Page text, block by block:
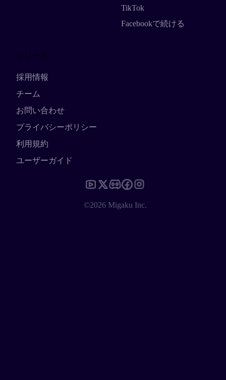
TikTok
Facebookで続ける
リソース
採用情報
チーム
お問い合わせ
プライバシーポリシー
利用規約
ユーザーガイド
©2026 Migaku Inc.